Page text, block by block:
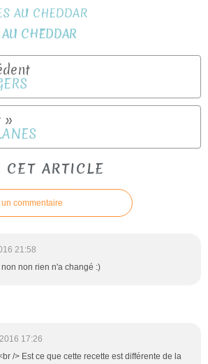
AU CHEDDAR
CET ARTICLE
commentaire
21:58
non rien n'a changé :)
17:26
/> Est ce que cette recette est différente de la